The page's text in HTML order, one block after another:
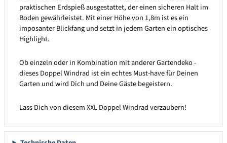
praktischen Erdspieß ausgestattet, der einen sicheren Halt im
Boden gewährleistet. Mit einer Höhe von 1,8m ist es ein
imposanter Blickfang und setzt in jedem Garten ein optisches
Highlight.
Ob einzeln oder in Kombination mit anderer Gartendeko -
dieses Doppel Windrad ist ein echtes Must-have für Deinen
Garten und wird Dich und Deine Gäste begeistern.
Lass Dich von diesem XXL Doppel Windrad verzaubern!